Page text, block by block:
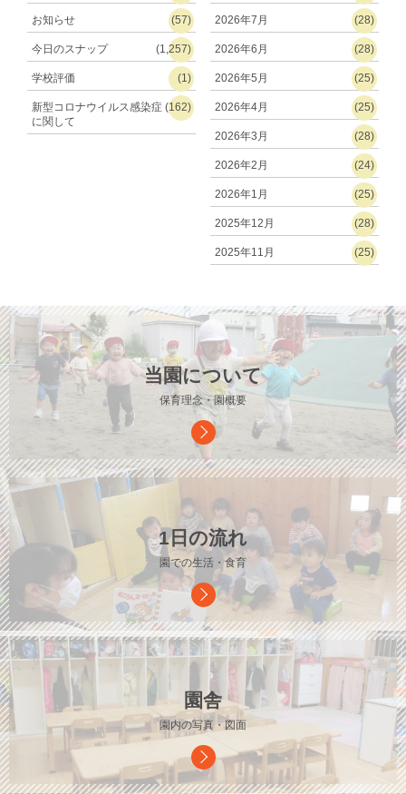
お知らせ (57)
今日のスナップ (1,257)
学校評価 (1)
新型コロナウイルス感染症
に関して
(162)
2026年7月 (28)
2026年6月 (28)
2026年5月 (25)
2026年4月 (25)
2026年3月 (28)
2026年2月 (24)
2026年1月 (25)
2025年12月 (28)
2025年11月 (25)
当園について
保育理念・園概要
1日の流れ
園での生活・食育
園舎
園内の写真・図面